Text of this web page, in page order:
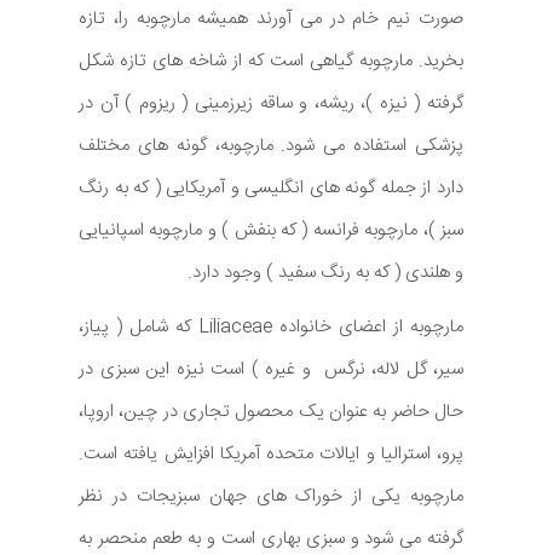
صورت نیم خام در می آورند همیشه مارچوبه را، تازه
بخرید. مارچوبه گیاهی است که از شاخه های تازه شکل
گرفته ( نیزه )، ریشه، و ساقه زیرزمینی ( ریزوم ) آن در
پزشکی استفاده می شود. مارچوبه، گونه های مختلف
دارد از جمله گونه های انگلیسی و آمریکایی ( که به رنگ
سبز )، مارچوبه فرانسه ( که بنفش ) و مارچوبه اسپانیایی
و هلندی ( که به رنگ سفید ) وجود دارد.
مارچوبه از اعضای خانواده Liliaceae که شامل ( پیاز،
سیر، گل لاله، نرگس و غیره ) است نیزه این سبزی در
حال حاضر به عنوان یک محصول تجاری در چین، اروپا،
پرو، استرالیا و ایالات متحده آمریکا افزایش یافته است.
مارچوبه یکی از خوراک های جهان سبزیجات در نظر
گرفته می شود و سبزی بهاری است و به طعم منحصر به